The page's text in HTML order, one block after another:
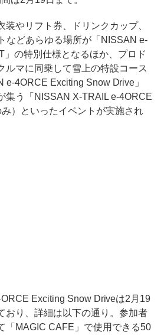
やリフト券、ドリンクカップ、
などあらゆる場所が「NISSAN e-
の特別仕様となるほか、プロド
ルマに同乗して雪上の特設コース
e-4ORCE Exciting Snow Drive」
集う「NISSAN X-TRAIL e-4ORCE
）といったイベントが実施され
Exciting Snow Driveは2月19
おり、詳細は以下の通り。参加者
「MAGIC CAFE」で使用できる50